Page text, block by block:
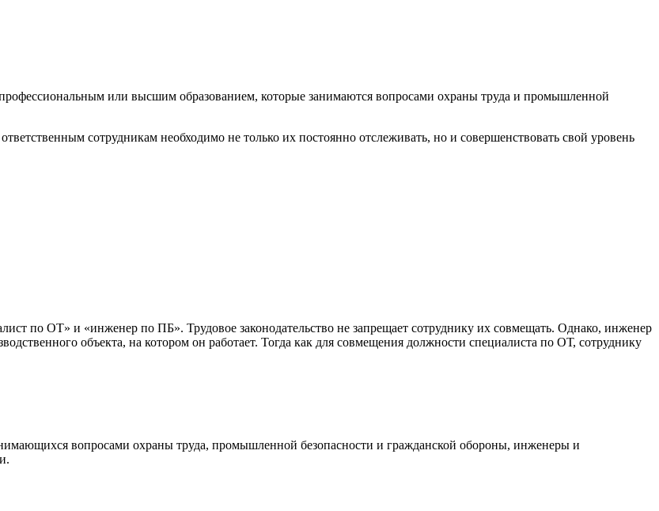
или высшим образованием, которые занимаются вопросами охраны труда и промышленной
сотрудникам необходимо не только их постоянно отслеживать, но и совершенствовать свой уровень
по ОТ» и «инженер по ПБ». Трудовое законодательство не запрещает сотруднику их совмещать. Однако, инженер
объекта, на котором он работает. Тогда как для совмещения должности специалиста по ОТ, сотруднику
вопросами охраны труда, промышленной безопасности и гражданской обороны, инженеры и